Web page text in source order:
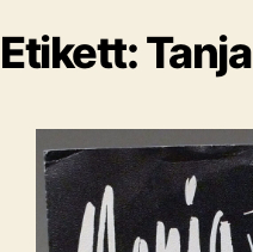
Etikett:Tanja